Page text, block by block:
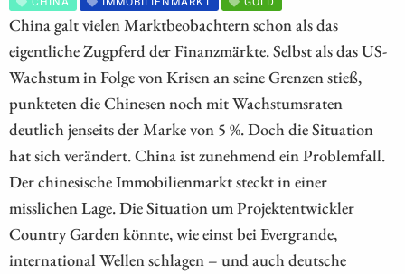
China galt vielen Marktbeobachtern schon als das
eigentliche Zugpferd der Finanzmärkte. Selbst als das US-
Wachstum in Folge von Krisen an seine Grenzen stieß,
punkteten die Chinesen noch mit Wachstumsraten
deutlich jenseits der Marke von 5 %. Doch die Situation
hat sich verändert. China ist zunehmend ein Problemfall.
Der chinesische Immobilienmarkt steckt in einer
misslichen Lage. Die Situation um Projektentwickler
Country Garden könnte, wie einst bei Evergrande,
international Wellen schlagen – und auch deutsche